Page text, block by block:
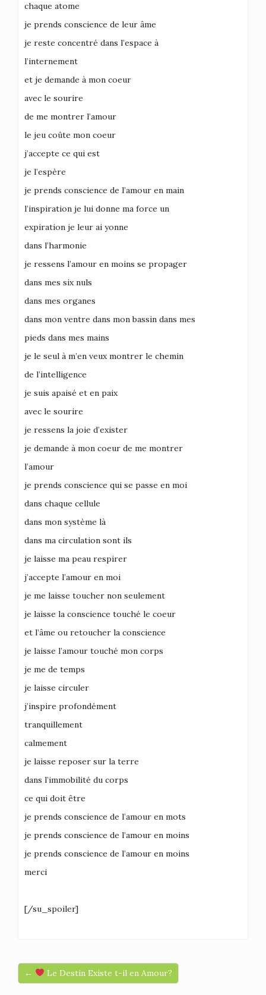
chaque atome
je prends conscience de leur âme
je reste concentré dans l’espace à
l’internement
et je demande à mon coeur
avec le sourire
de me montrer l’amour
le jeu coûte mon coeur
j’accepte ce qui est
je l’espère
je prends conscience de l’amour en main
l’inspiration je lui donne ma force un
expiration je leur ai yonne
dans l’harmonie
je ressens l’amour en moins se propager
dans mes six nuls
dans mes organes
dans mon ventre dans mon bassin dans mes
pieds dans mes mains
je le seul à m’en veux montrer le chemin
de l’intelligence
je suis apaisé et en paix
avec le sourire
je ressens la joie d’exister
je demande à mon coeur de me montrer
l’amour
je prends conscience qui se passe en moi
dans chaque cellule
dans mon système là
dans ma circulation sont ils
je laisse ma peau respirer
j’accepte l’amour en moi
je me laisse toucher non seulement
je laisse la conscience touché le coeur
et l’âme ou retoucher la conscience
je laisse l’amour touché mon corps
je me de temps
je laisse circuler
j’inspire profondément
tranquillement
calmement
je laisse reposer sur la terre
dans l’immobilité du corps
ce qui doit être
je prends conscience de l’amour en mots
je prends conscience de l’amour en moins
je prends conscience de l’amour en moins
merci
[/su_spoiler]
← Le Destin Existe t-il en Amour?